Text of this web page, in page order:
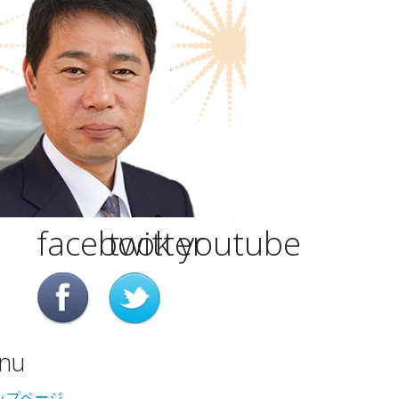
facebook
twitteryoutube